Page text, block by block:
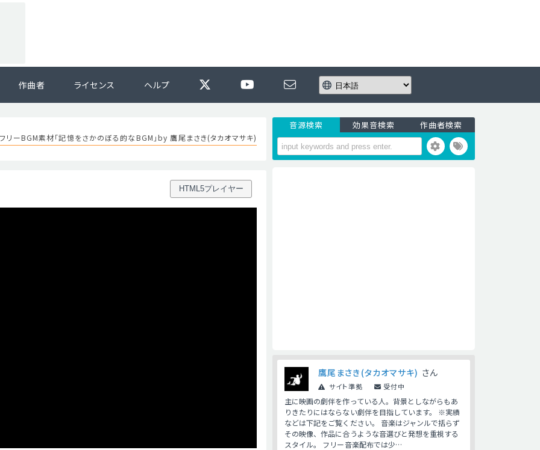
作曲者 ライセンス ヘルプ
フリーBGM素材「記憶をさかのぼる的なBGM」by 鷹尾まさき(タカオマサキ)
HTML5プレイヤー
音源検索 効果音検索 作曲者検索
鷹尾まさき(タカオマサキ) さん
サイト準拠 受付中
主に映画の劇伴を作っている人。背景としながらもあ
りきたりにはならない劇伴を目指しています。 ※実績
などは下記をご覧ください。 音楽はジャンルで括らず
その映像、作品に合うような音選びと発想を重視する
スタイル。 フリー音楽配布では少…